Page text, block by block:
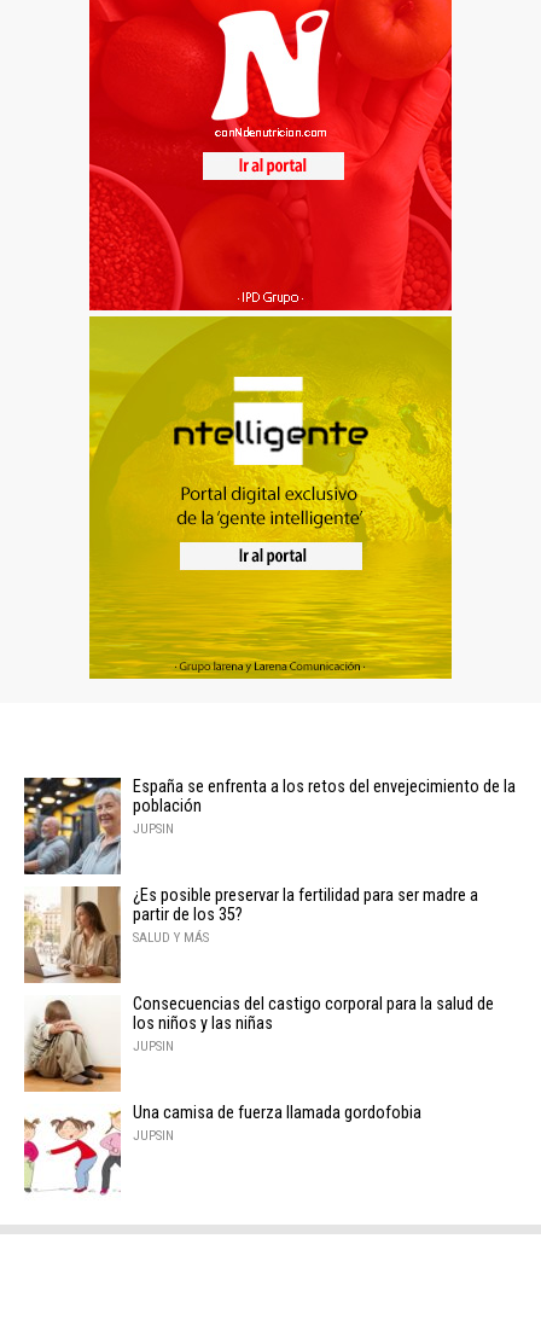
España se enfrenta a los retos del envejecimiento de la
población
JUPSIN
¿Es posible preservar la fertilidad para ser madre a
partir de los 35?
SALUD Y MÁS
Consecuencias del castigo corporal para la salud de
los niños y las niñas
JUPSIN
Una camisa de fuerza llamada gordofobia
JUPSIN